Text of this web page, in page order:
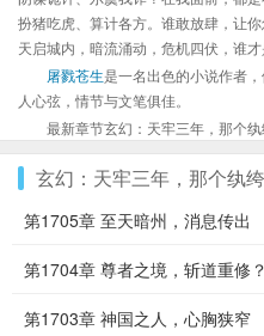
扮猪吃虎、算计各方。谁敢放肆，让你
天启城内，暗流涌动，危机四伏，谁
屠戮苍生是一名出色的小说作者
人心弦，情节与文笔俱佳。
最新章节玄幻：天牢三年，那个
玄幻：天牢三年，那个纨
第1705章 至天暗州，消息传出
第1704章 尊者之境，斩道重修？
第1703章 神国之人，心胸狭窄